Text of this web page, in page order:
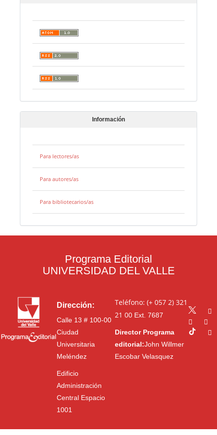
Información
Para lectores/as
Para autores/as
Para bibliotecarios/as
Programa Editorial
UNIVERSIDAD DEL VALLE
Dirección:
Calle 13 # 100-00
Ciudad
Universitaria
Meléndez
Edificio
Administración
Central Espacio
1001
Teléfono: (+ 057 2) 321
21 00Ext. 7687
Director Programa
editorial:John Willmer
Escobar Velasquez